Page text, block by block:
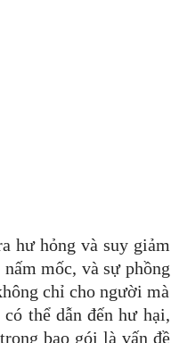
hư hỏng và suy giảm
mốc, và sự phồng
chỉ cho người mà
thể dẫn đến hư hại,
bao gói là vấn đề